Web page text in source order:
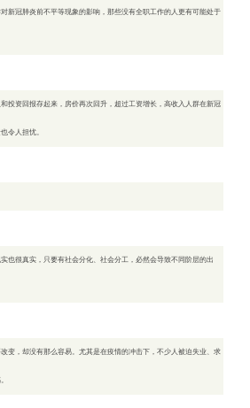
新冠肺炎前不平等现象的影响，那些没有全职工作的人更有可能处于
投资回报存起来，房价再次回升，超过工资增长，高收入人群在新冠
令人担忧。
也很真实，只要有社会分化、社会分工，必然会导致不同阶层的出
变，却没有那么容易。尤其是在疫情的冲击下，不少人被迫失业、求